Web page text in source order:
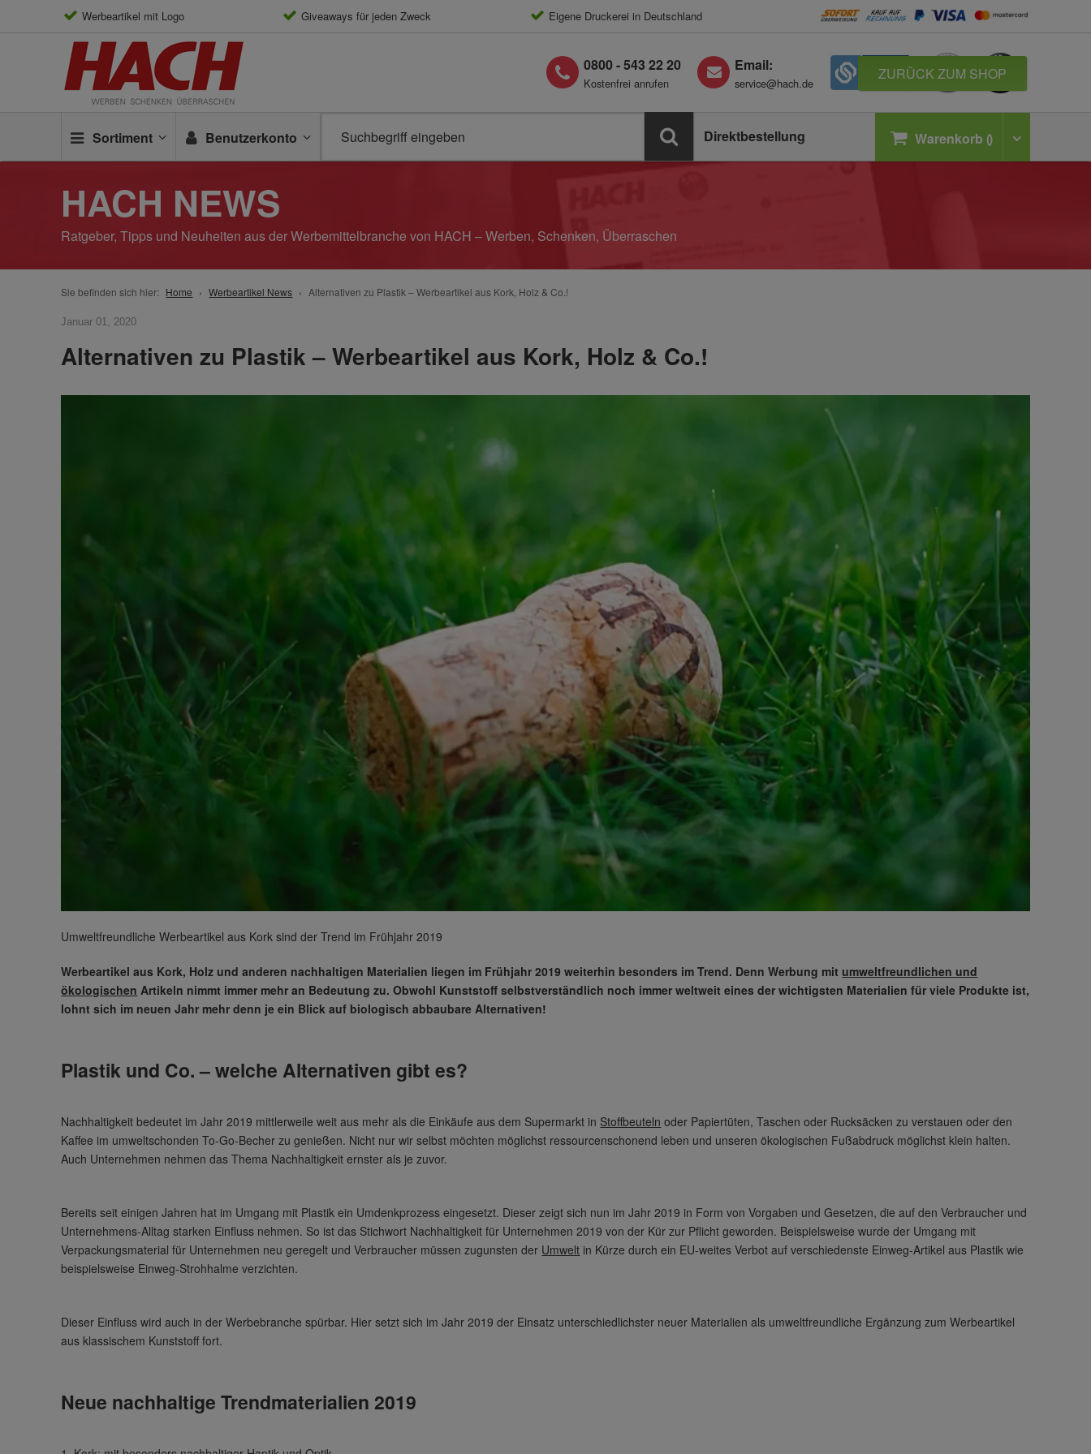
Werbeartikel mit Logo Giveaways für jeden Zweck Eigene Druckerei in Deutschland
0800 - 543 22 20
Kostenfrei anrufen
Email:
service@hach.de
ZURÜCK ZUM SHOP
Sortiment Warenkorb
Benutzerkonto Direktbestellung
HACH NEWS
Ratgeber, Tipps und Neuheiten aus der Werbemittelbranche von HACH – Werben, Schenken, Überraschen
Sie befinden sich hier: Home Werbeartikel News Alternativen zu Plastik – Werbeartikel aus Kork, Holz & Co.!
Januar 01, 2020
Alternativen zu Plastik – Werbeartikel aus Kork, Holz & Co.!
Umweltfreundliche Werbeartikel aus Kork sind der Trend im Frühjahr 2019
Werbeartikel aus Kork, Holz und anderen nachhaltigen Materialien liegen im Frühjahr 2019 weiterhin besonders im Trend. Denn Werbung mit umweltfreundlichen und
ökologischen Artikeln nimmt immer mehr an Bedeutung zu. Obwohl Kunststoff selbstverständlich noch immer weltweit eines der wichtigsten Materialien für viele Produkte ist,
lohnt sich im neuen Jahr mehr denn je ein Blick auf biologisch abbaubare Alternativen!
Plastik und Co. – welche Alternativen gibt es?
Nachhaltigkeit bedeutet im Jahr 2019 mittlerweile weit aus mehr als die Einkäufe aus dem Supermarkt in Stoffbeuteln oder Papiertüten, Taschen oder Rucksäcken zu verstauen oder den
Kaffee im umweltschonden To-Go-Becher zu genießen. Nicht nur wir selbst möchten möglichst ressourcenschonend leben und unseren ökologischen Fußabdruck möglichst klein halten.
Auch Unternehmen nehmen das Thema Nachhaltigkeit ernster als je zuvor.
Bereits seit einigen Jahren hat im Umgang mit Plastik ein Umdenkprozess eingesetzt. Dieser zeigt sich nun im Jahr 2019 in Form von Vorgaben und Gesetzen, die auf den Verbraucher und
Unternehmens-Alltag starken Einfluss nehmen. So ist das Stichwort Nachhaltigkeit für Unternehmen 2019 von der Kür zur Pflicht geworden. Beispielsweise wurde der Umgang mit
Verpackungsmaterial für Unternehmen neu geregelt und Verbraucher müssen zugunsten der Umwelt in Kürze durch ein EU-weites Verbot auf verschiedenste Einweg-Artikel aus Plastik wie
beispielsweise Einweg-Strohhalme verzichten.
Dieser Einfluss wird auch in der Werbebranche spürbar. Hier setzt sich im Jahr 2019 der Einsatz unterschiedlichster neuer Materialien als umweltfreundliche Ergänzung zum Werbeartikel
aus klassischem Kunststoff fort.
Neue nachhaltige Trendmaterialien 2019